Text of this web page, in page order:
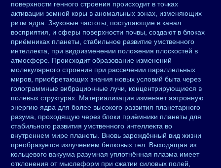
поверхности генного строения происходит в точках
активации земной коры в аномальных зонах, изменяющих
ритм ядра. Звуковые частоты, поступающие в канал
восприятия, и сферы поверхности почвы, создают в блоках
приёмниках планеты, стабильное развитие умственного
интеллекта, при видоизменении положения плоскостей в
атмосфере. Происходит образование изменений
молекулярного строения при рассечении параллельных
миров, приобретающих знания новых условий быта через
голограммные вибрационные лучи, концентрирующиеся в
полевых структурах. Материализация изменяет аэтронную
энергию ядра для более высокого развития планетарного
разума, проходящую через блоки приёмники планеты для
стабильного развития умственного интеллекта во
внутреннем мире планеты. Вновь зарождённый вид жизни
преобразуется излучением белковых тел. Выходящая из
кольцевого вакуума разумная уплотнённая плазма имеет
отклонения от мыслеформ при сжатии силовых полей,